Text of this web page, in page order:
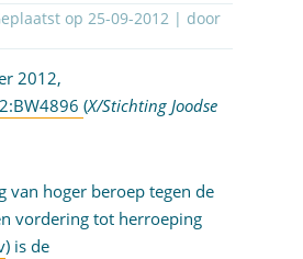
174 | Geplaatst op 25-09-2012| door
2012,
(X/Stichting Joodse
van hoger beroep tegen de
vordering tot herroeping
) is de